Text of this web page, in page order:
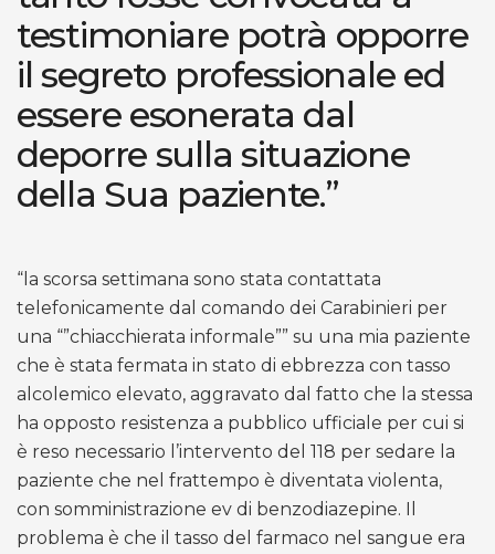
testimoniare potrà opporre
il segreto professionale ed
essere esonerata dal
deporre sulla situazione
della Sua paziente.”
“la scorsa settimana sono stata contattata
telefonicamente dal comando dei Carabinieri per
una “”chiacchierata informale”” su una mia paziente
che è stata fermata in stato di ebbrezza con tasso
alcolemico elevato, aggravato dal fatto che la stessa
ha opposto resistenza a pubblico ufficiale per cui si
è reso necessario l’intervento del 118 per sedare la
paziente che nel frattempo è diventata violenta,
con somministrazione ev di benzodiazepine. Il
problema è che il tasso del farmaco nel sangue era